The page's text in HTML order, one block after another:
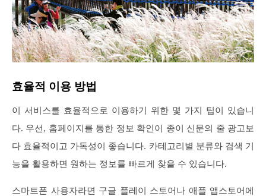
효율적 이용 방법
이 서비스를 효율적으로 이용하기 위한 몇 가지 팁이 있습니
다. 우선, 홈페이지를 통한 정보 확인이 종이 신문의 줄 광고보
다 효율적이고 가독성이 좋습니다. 카테고리별 분류와 검색 기
능을 활용하면 원하는 정보를 빠르게 찾을 수 있습니다.
스마트폰 사용자라면 구글 플레이 스토어나 애플 앱스토어에